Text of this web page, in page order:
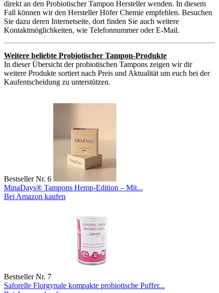
direkt an den Probiotischer Tampon Hersteller wenden. In diesem
Fall können wir den Hersteller Höfer Chemie empfehlen. Besuchen
Sie dazu deren Internetseite, dort finden Sie auch weitere
Kontaktmöglichkeiten, wie Telefonnummer oder E-Mail.
Weitere beliebte Probiotischer Tampon-Produkte
In dieser Übersicht der probiotischen Tampons zeigen wir dir
weitere Produkte sortiert nach Preis und Aktualität um euch bei der
Kaufentscheidung zu unterstützen.
Bestseller Nr. 6
MinaDays® Tampons Hemp-Edition – Mit...
Bei Amazon kaufen
Bestseller Nr. 7
Saforelle Florgynale kompakte probiotische Puffer...